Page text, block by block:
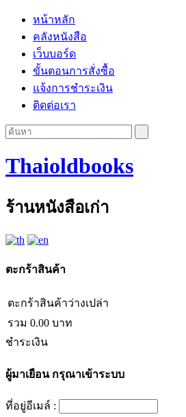
หน้าหลัก
คลังหนังสือ
เว็บบอร์ด
ขั้นตอนการสั่งซื้อ
แจ้งการชำระเงิน
ติดต่อเรา
Thaioldbooks
ร้านหนังสือเก่า
ตะกร้าสินค้า
ตะกร้าสินค้าว่างเปล่า
รวม 0.00 บาท
ชำระเงิน
ผู้มาเยือนกรุณาเข้าระบบ
ที่อยู่อีเมล์ :